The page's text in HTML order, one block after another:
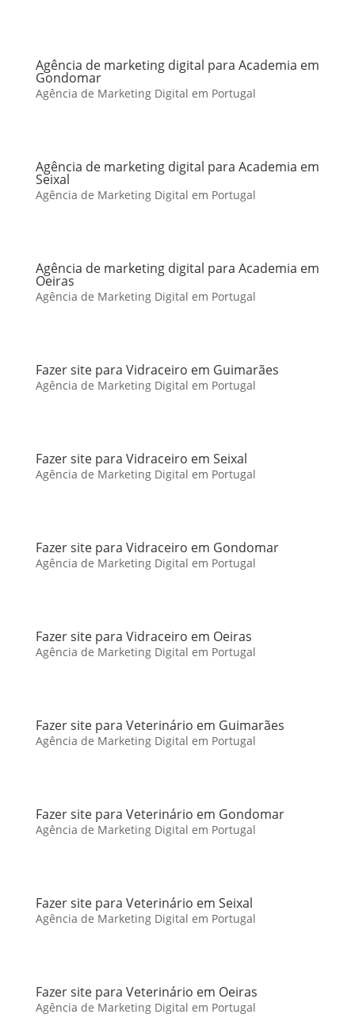
Agência de marketing digital para Academia em
Gondomar
Agência de Marketing Digital em Portugal
Agência de marketing digital para Academia em
Seixal
Agência de Marketing Digital em Portugal
Agência de marketing digital para Academia em
Oeiras
Agência de Marketing Digital em Portugal
Fazer site para Vidraceiro em Guimarães
Agência de Marketing Digital em Portugal
Fazer site para Vidraceiro em Seixal
Agência de Marketing Digital em Portugal
Fazer site para Vidraceiro em Gondomar
Agência de Marketing Digital em Portugal
Fazer site para Vidraceiro em Oeiras
Agência de Marketing Digital em Portugal
Fazer site para Veterinário em Guimarães
Agência de Marketing Digital em Portugal
Fazer site para Veterinário em Gondomar
Agência de Marketing Digital em Portugal
Fazer site para Veterinário em Seixal
Agência de Marketing Digital em Portugal
Fazer site para Veterinário em Oeiras
Agência de Marketing Digital em Portugal